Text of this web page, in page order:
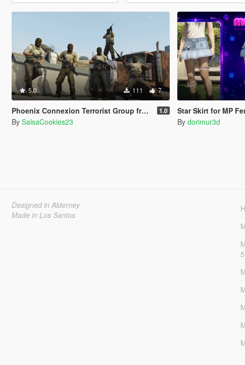
5.0 111 7
Phoenix Connexion Terrorist Group from Counter-Strike: Global Offensive (Shattered Web + Broken Fang skins included) 1.0
By SalsaCookies23
Star Skirt for MP
By dorimur3d
Designed in Alderney
Made in Los Santos
5